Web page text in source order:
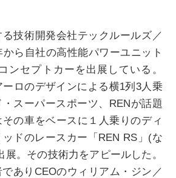
技術開発会社テックルールズ／
ら自社の高性能パワーユニット
ンセプトカーを出展している。
ーロのデザインによる横1列3人乗
スーパースポーツ、RENが話題
の車をベースに１人乗りのディ
ドのレースカー「REN RS」(な
展。その技術力をアピールした。
ありCEOのウィリアム・ジン／